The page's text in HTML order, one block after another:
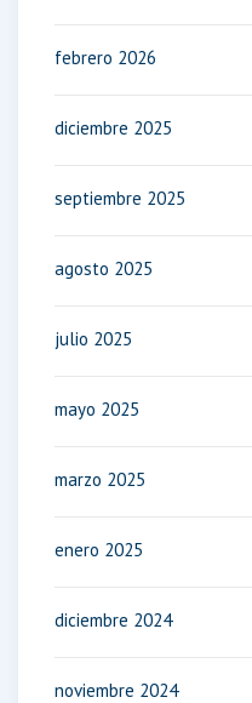
febrero 2026
diciembre 2025
septiembre 2025
agosto 2025
julio 2025
mayo 2025
marzo 2025
enero 2025
diciembre 2024
noviembre 2024